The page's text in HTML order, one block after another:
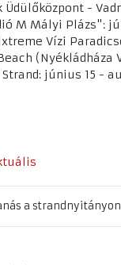
Üdülőközpont -
M Mályi Plázs":
Vízi
(Nyékládháza
június 15 -
a strandnyitányon